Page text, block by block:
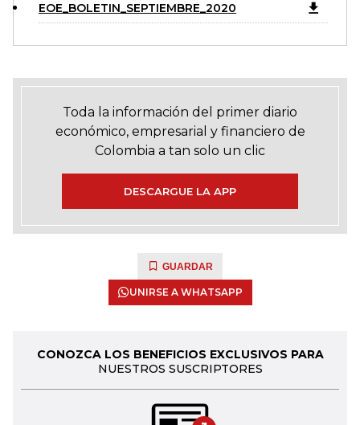
EOE_BOLETIN_SEPTIEMBRE_2020
Toda la información del primer diario
económico, empresarial y financiero de
Colombia a tan solo un clic
DESCARGUE LA APP
GUARDAR
UNIRSE A WHATSAPP
CONOZCA LOS BENEFICIOS EXCLUSIVOS PARA
NUESTROS SUSCRIPTORES